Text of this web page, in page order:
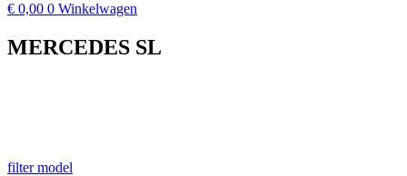
€ 0,00 0 Winkelwagen
MERCEDES SL
filter model